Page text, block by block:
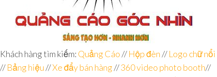
Đơn vị
chuyên
Góc
Nhìn
Agency –
nhà sản
Khách hàng tìm kiếm: Quảng Cáo//Hộp đèn//Logo chữ nổi
//Bảng hiệu//Xe đẩy bán hàng//360 video photo booth//